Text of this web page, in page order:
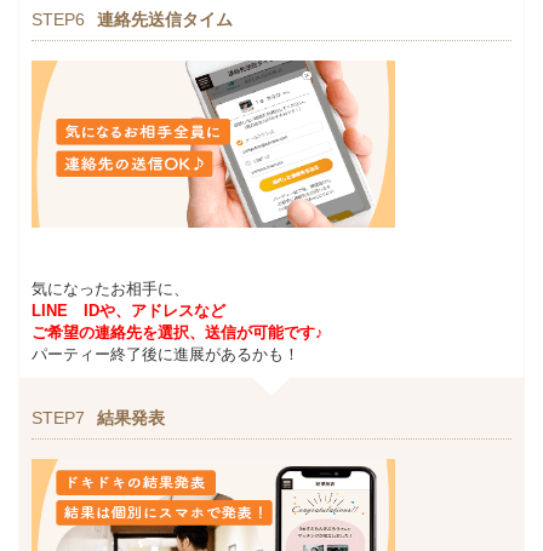
STEP6 連絡先送信タイム
気になったお相手に、
LINE IDや、アドレスなど
ご希望の連絡先を選択、送信が可能です♪
パーティー終了後に進展があるかも！
STEP7 結果発表